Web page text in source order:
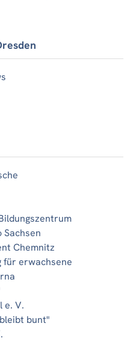
Chemnitz
für erwachsene
e. V.
bunt"